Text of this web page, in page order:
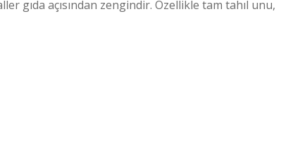
gıda açısından zengindir. Özellikle tam tahıl unu,